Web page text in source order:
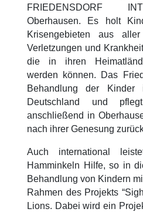
FRIEDENSDORF
Oberhausen. Es holt
Krisengebieten aus
Verletzungen und
die in ihren
werden können. Das
Behandlung der
Deutschland und
anschließend in
nach ihrer Genesung
Auch international
Hamminkeln Hilfe, so in
Behandlung von Kindern
Rahmen des Projekts
Lions. Dabei wird ein